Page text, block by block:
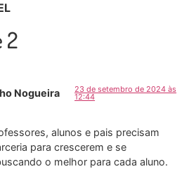
2
Nogueira
23 de setembro de 2024 às
12:44
alunos e pais precisam
para crescerem e se
o melhor para cada aluno.